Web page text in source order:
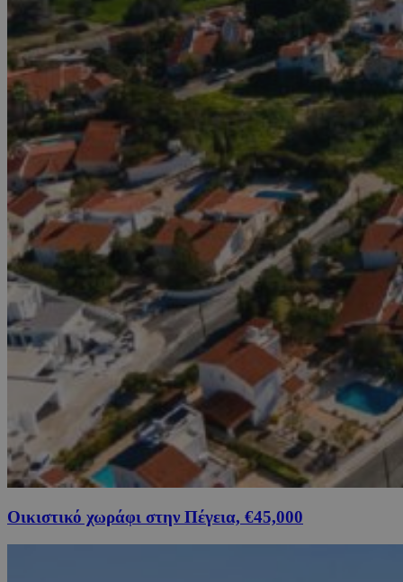
Οικιστικό χωράφι στην Πέγεια, €45,000